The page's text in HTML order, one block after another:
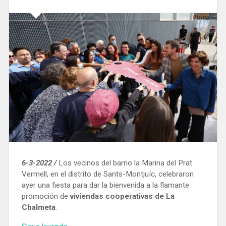
la
calle
Josep
Estivill»
6-3-2022 /Los vecinos del barrio la Marina del Prat
Vermell, en el distrito de Sants-Montjuïc, celebraron
ayer una fiesta para dar la bienvenida a la flamante
promoción deviviendas cooperativas de La
Chalmeta.